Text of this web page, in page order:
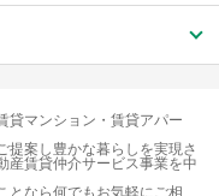
貸マンション・賃貸アパー
提案し豊かな暮らしを実現さ
産賃貸仲介サービス事業を中
となら何でもお気軽にご相